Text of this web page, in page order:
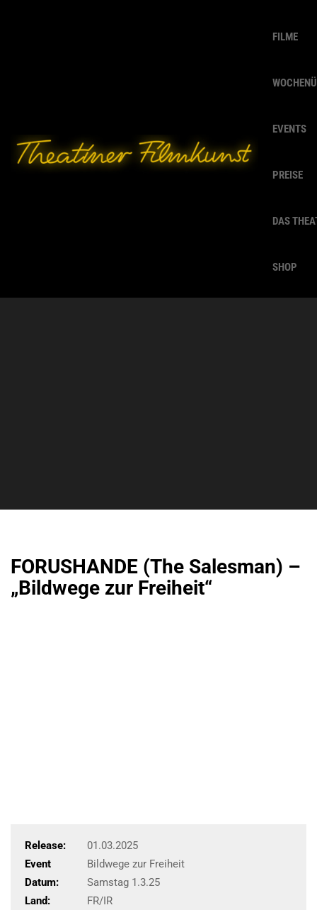
FILME
EVENTS
PREISE
DAS
SHOP
FORUSHANDE (The Salesman) –
„Bildwege zur Freiheit“
Release:
01.03.2025
Event
Bildwege zur Freiheit
Datum:
Samstag 1.3.25
Land:
FR/IR